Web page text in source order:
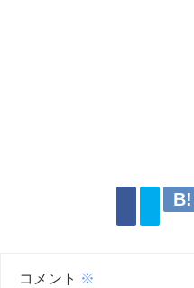
コメント ※